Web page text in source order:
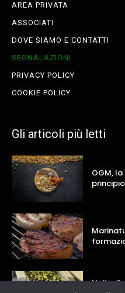
AREA PRIVATA
ASSOCIATI
DOVE SIAMO E CONTATTI
SEGNALAZIONI
PRIVACY POLICY
COOKIE POLICY
Gli articoli più letti
OGM,
L’olio